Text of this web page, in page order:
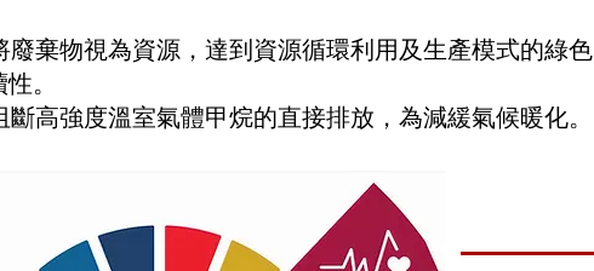
廢棄物視為資源，達到資源循環利用及生產模式的綠色
。
斷高強度溫室氣體甲烷的直接排放，為減緩氣候暖化。